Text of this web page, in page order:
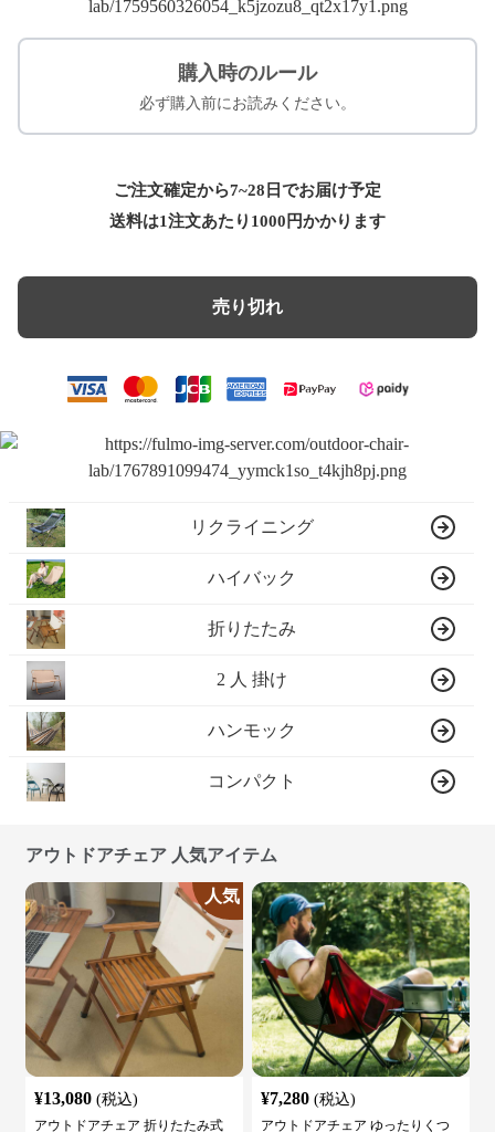
購入時のルール
必ず購入前にお読みください。
ご注文確定から7~28日でお届け予定
送料は1注文あたり 1000 円かかります
売り切れ
リクライニング
ハイバック
折りたたみ
2 人 掛け
ハンモック
コンパクト
アウトドアチェア 人気アイテム
人気
¥13,080 (税込)
アウトドアチェア 折りたたみ式
¥7,280 (税込)
アウトドアチェア ゆったりくつ